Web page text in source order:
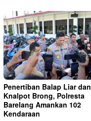
Penertiban Balap Liar dan
Knalpot Brong, Polresta
Barelang Amankan 102
Kendaraan